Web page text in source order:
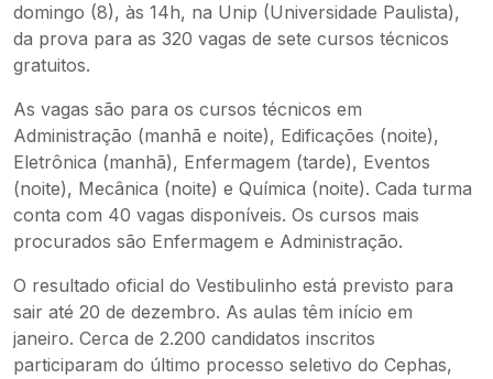
domingo (8), às 14h, na Unip (Universidade Paulista),
da prova para as 320 vagas de sete cursos técnicos
gratuitos.
As vagas são para os cursos técnicos em
Administração (manhã e noite), Edificações (noite),
Eletrônica (manhã), Enfermagem (tarde), Eventos
(noite), Mecânica (noite) e Química (noite). Cada turma
conta com 40 vagas disponíveis. Os cursos mais
procurados são Enfermagem e Administração.
O resultado oficial do Vestibulinho está previsto para
sair até 20 de dezembro. As aulas têm início em
janeiro. Cerca de 2.200 candidatos inscritos
participaram do último processo seletivo do Cephas,